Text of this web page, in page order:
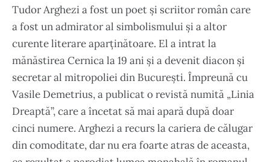
Tudor Arghezi a fost un poet și scriitor român care
a fost un admirator al simbolismului și a altor
curente literare aparținătoare. El a intrat la
mănăstirea Cernica la 19 ani și a devenit diacon și
secretar al mitropoliei din București. Împreună cu
Vasile Demetrius, a publicat o revistă numită „Linia
Dreaptă”, care a încetat să mai apară după doar
cinci numere. Arghezi a recurs la cariera de călugar
din comoditate, dar nu era foarte atras de aceasta,